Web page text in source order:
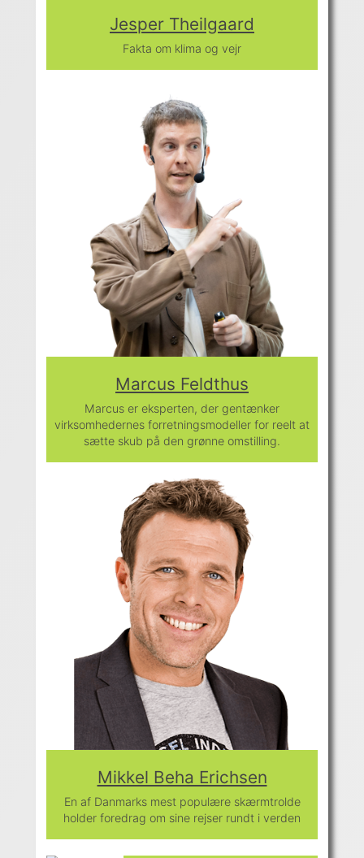
Jesper Theilgaard
Fakta om klima og vejr
Marcus Feldthus
Marcus er eksperten, der gentænker
virksomhedernes forretningsmodeller for reelt at
sætte skub på den grønne omstilling.
Mikkel Beha Erichsen
En af Danmarks mest populære skærmtrolde
holder foredrag om sine rejser rundt i verden